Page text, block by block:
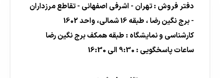
دفتر فروش : تهران - اشرفی اصفهانی - تقاطع مرزداران
- برج نگین رضا ، طبقه 16 شمالی، واحد 1602
کارشناسی و نمایشگاه : طبقه همکف برج نگین رضا
ساعات پاسخگویی : 9:30 الی 16:30